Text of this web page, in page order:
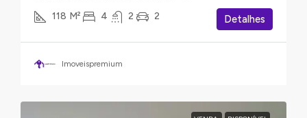
118 M² 4 2 2 Detalhes
Imoveispremium